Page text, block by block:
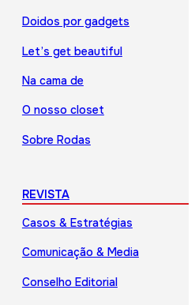
Doidos por gadgets
Let’s get beautiful
Na cama de
O nosso closet
Sobre Rodas
REVISTA
Casos & Estratégias
Comunicação & Media
Conselho Editorial